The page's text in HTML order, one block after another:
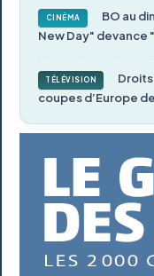
CINÉMA
BO au
New Day" devance
TÉLÉVISION
coupes d’Europe